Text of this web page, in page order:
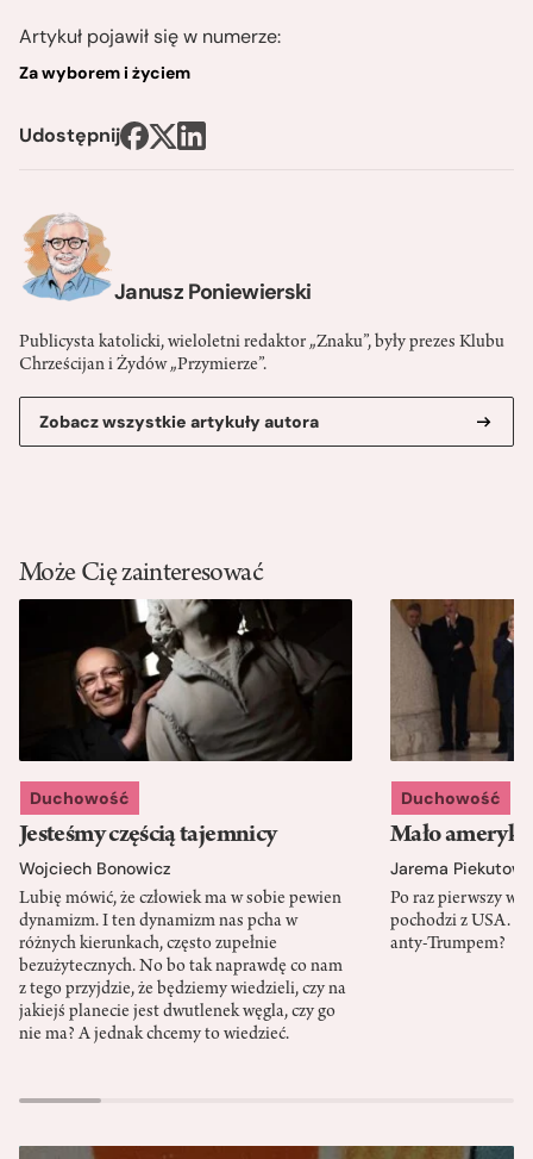
Janusz Poniewierski
Publicysta katolicki, wieloletni redaktor „Znaku”, były prezes Klubu
Chrześcijan i Żydów „Przymierze”.
Zobacz wszystkie artykuły autora
Artykuł pojawił się w numerze:
Za wyborem i życiem
Udostępnij
Może Cię zainteresować
Duchowość
Jesteśmy częścią tajemnicy
Wojciech Bonowicz
Lubię mówić, że człowiek ma w sobie pewien
dynamizm. I ten dynamizm nas pcha w
różnych kierunkach, często zupełnie
bezużytecznych. No bo tak naprawdę co nam
z tego przyjdzie, że będziemy wiedzieli, czy na
jakiejś planecie jest dwutlenek węgla, czy go
nie ma? A jednak chcemy to wiedzieć.
Duchowość
Mało
Jarema
Po raz pierwszy w
pochodzi z USA.
anty-Trumpem?